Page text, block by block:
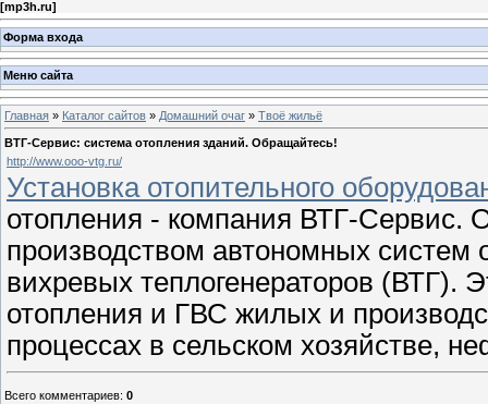
[mp3h.ru]
Форма входа
Меню сайта
Главная » Каталог сайтов » Домашний очаг » Твоё жильё
ВТГ-Сервис: система отопления зданий. Обращайтесь!
http://www.ooo-vtg.ru/
Установка отопительного
отопления - компания ВТГ-Сервис.
производством автономных систем
вихревых теплогенераторов (ВТГ).
отопления и ГВС жилых и
процессах в сельском хозяйстве,
Всего комментариев: 0